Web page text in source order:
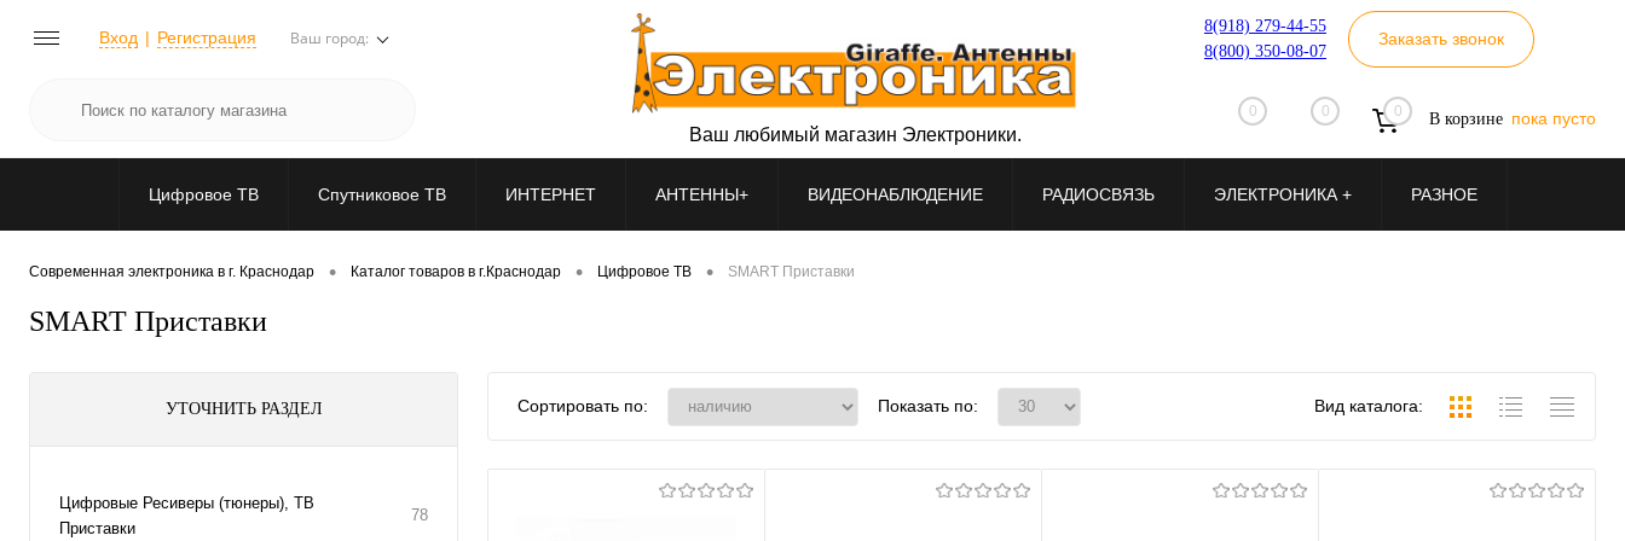
Вход Регистрация Ваш город:
8(918) 279-44-55
8(800) 350-08-07
Заказать звонок
0 0 0 В корзине пока пусто
Ваш любимый магазин Электроники.
Цифровое ТВ Спутниковое ТВ ИНТЕРНЕТ АНТЕННЫ+ ВИДЕОНАБЛЮДЕНИЕ РАДИОСВЯЗЬ ЭЛЕКТРОНИКА + РАЗНОЕ
Современная электроника в г. Краснодар • Каталог товаров в г.Краснодар • Цифровое ТВ • SMART Приставки
SMART Приставки
УТОЧНИТЬ РАЗДЕЛ
Цифровые Ресиверы (тюнеры), ТВ
Приставки
78
Сортировать по: Показать по: Вид каталога: